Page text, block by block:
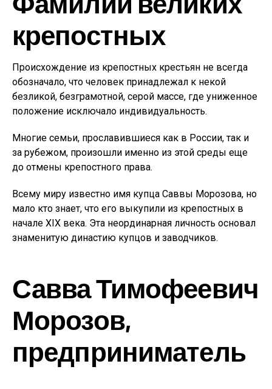
крепостных
Происхождение из крепостных крестьян не всегда
обозначало, что человек принадлежал к некой
безликой, безграмотной, серой массе, где униженное
положение исключало индивидуальность.
Многие семьи, прославившиеся как в России, так и
за рубежом, произошли именно из этой среды еще
до отмены крепостного права.
Всему миру известно имя купца Саввы Морозова, но
мало кто знает, что его выкупили из крепостных в
начале XIX века. Эта неординарная личность основал
знаменитую династию купцов и заводчиков.
Савва Тимофеевич
Морозов,
предприниматель